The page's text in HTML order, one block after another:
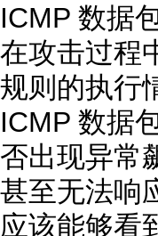
ICMP 数据
在攻击过程
规则的执行
ICMP 数据
否出现异常
甚至无法响
应该能够看